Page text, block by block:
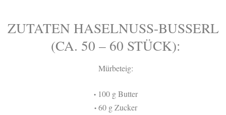
ZUTATEN HASELNUSS-BUSSERL
(CA. 50 – 60 STÜCK):
Mürbeteig:
•100 g Butter
•60 g Zucker